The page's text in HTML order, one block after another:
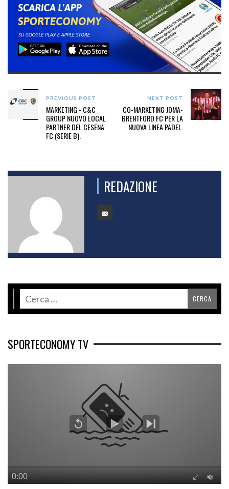
PREVIOUS POST
MARKETING - C&C
GROUP NUOVO LOCAL
PARTNER DEL CESENA
FC (SERIE B).
NEXT POST
CO-MARKETING JOMA-
BRENTFORD FC PER LA
NUOVA LINEA PADEL.
REDAZIONE
SPORTECONOMY TV